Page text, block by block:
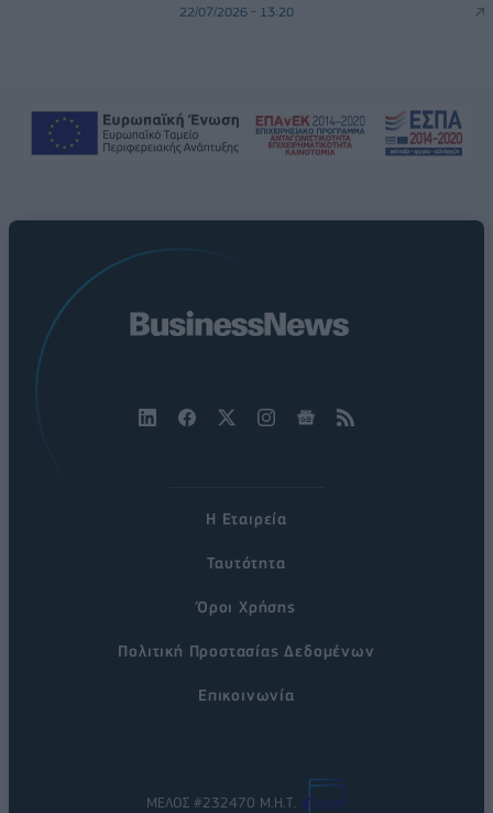
22/07/2026 - 13:20
Η Εταιρεία
Ταυτότητα
Όροι Χρήσης
Πολιτική Προστασίας Δεδομένων
Επικοινωνία
ΜΕΛΟΣ #232470 Μ.Η.Τ.